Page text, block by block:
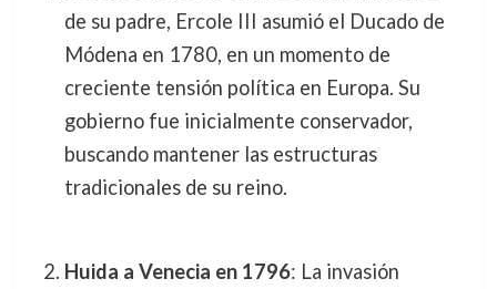
de su padre, Ercole III asumió el Ducado de
Módena en 1780, en un momento de
creciente tensión política en Europa. Su
gobierno fue inicialmente conservador,
buscando mantener las estructuras
tradicionales de su reino.
Huida a Venecia en 1796: La invasión